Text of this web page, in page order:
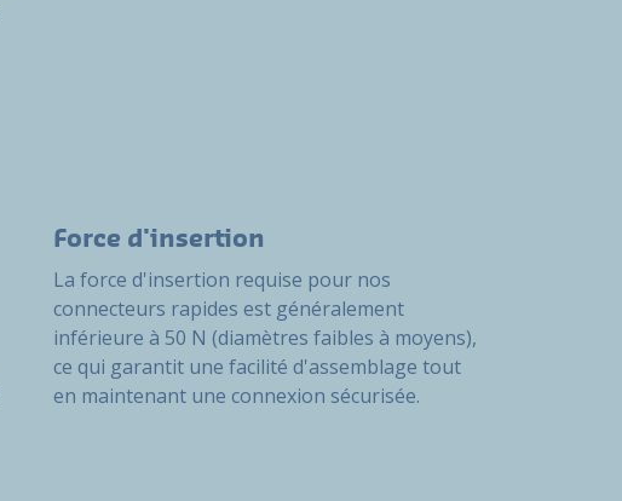
Force d'insertion
La force d'insertion requise pour nos
connecteurs rapides est généralement
inférieure à 50 N (diamètres faibles à moyens),
ce qui garantit une facilité d'assemblage tout
en maintenant une connexion sécurisée.